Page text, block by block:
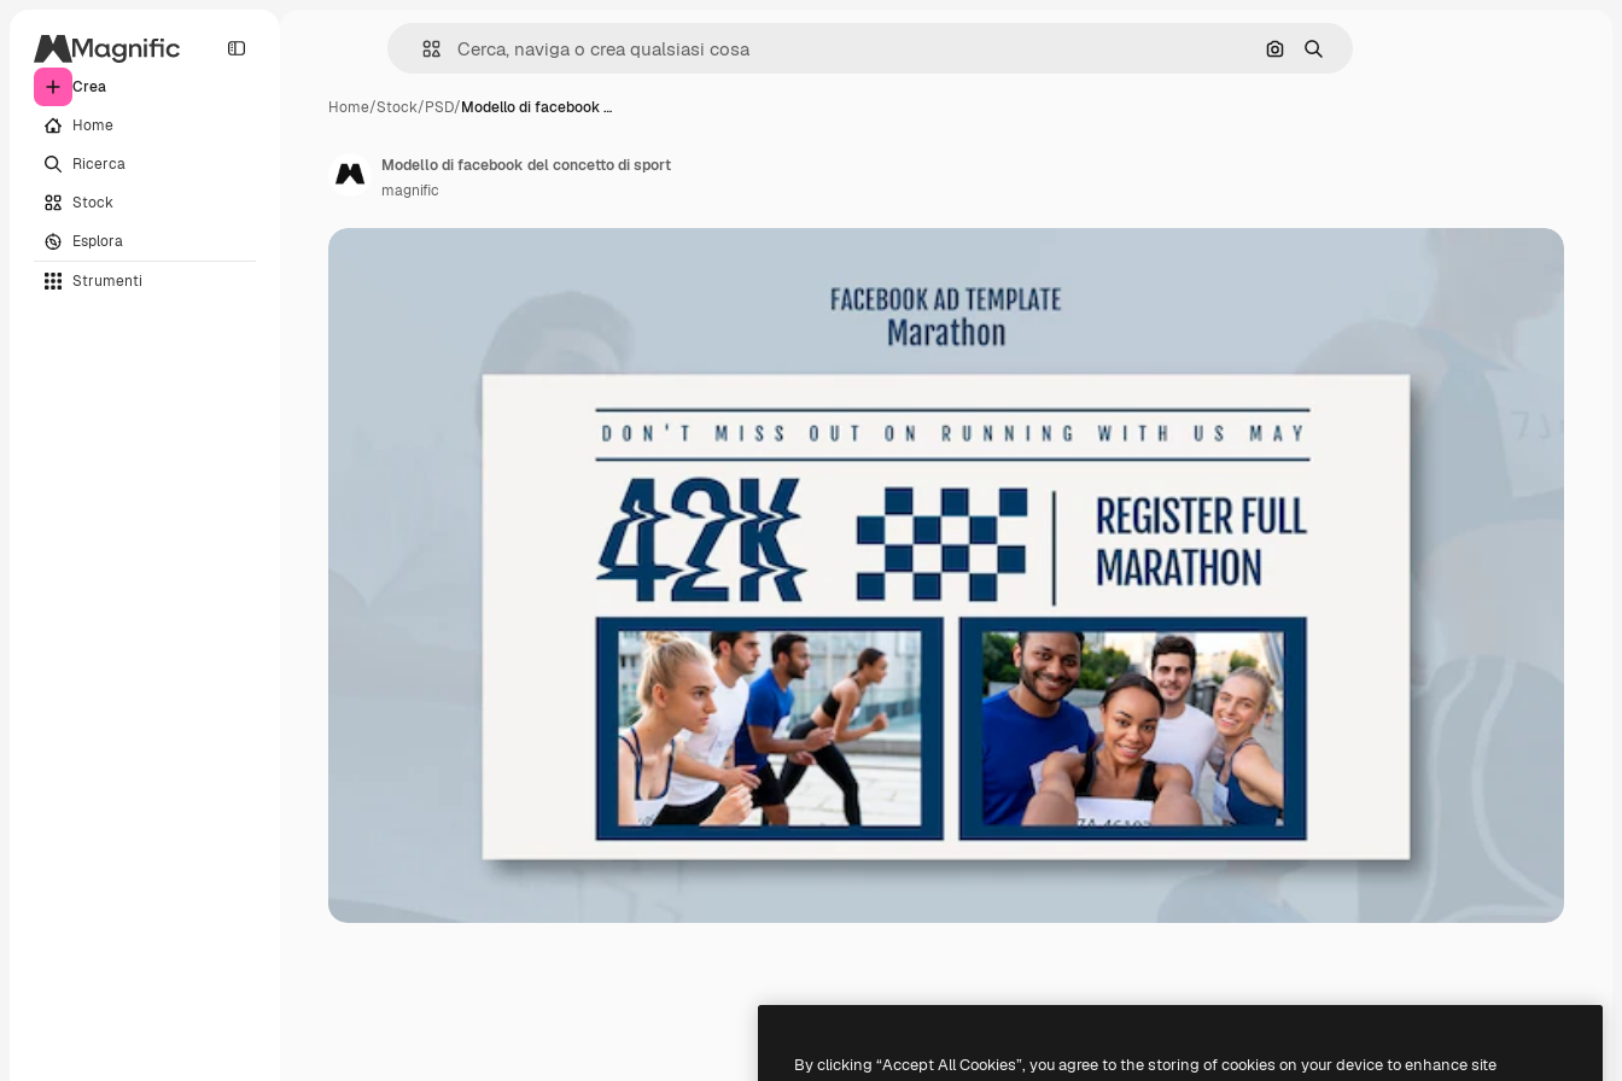
Crea
Home
Ricerca
Stock
Esplora
Strumenti
Cerca per immagine
Ricerca
Home/Stock/PSD/Modello di facebook …
Modello di facebook del concetto di sport
magnific
By clicking “Accept All Cookies”, you agree to the storing of cookies on your device to enhance site